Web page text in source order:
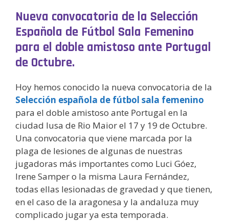
Nueva convocatoria de la Selección
Española de Fútbol Sala Femenino
para el doble amistoso ante Portugal
de Octubre.
Hoy hemos conocido la nueva convocatoria de la
Selección española de fútbol sala femenino
para el doble amistoso ante Portugal en la
ciudad lusa de Rio Maior el 17 y 19 de Octubre.
Una convocatoria que viene marcada por la
plaga de lesiones de algunas de nuestras
jugadoras más importantes como Luci Góez,
Irene Samper o la misma Laura Fernández,
todas ellas lesionadas de gravedad y que tienen,
en el caso de la aragonesa y la andaluza muy
complicado jugar ya esta temporada.